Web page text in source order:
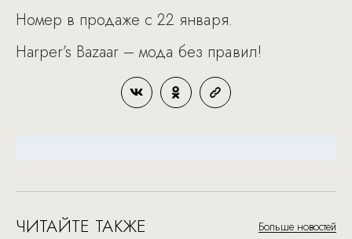
Номер в продаже с 22 января.
Harper’s Bazaar – мода без правил!
ЧИТАЙТЕ ТАКЖЕ Больше новостей